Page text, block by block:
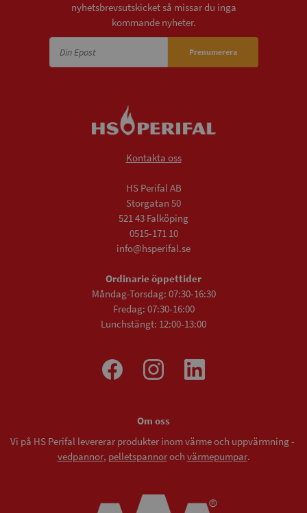
nyhetsbrevsutskicket så missar du inga
kommande nyheter.
Prenumerera
Kontakta oss
HS Perifal AB
Storgatan 50
521 43 Falköping
0515-171 10
info@hsperifal.se
Ordinarie öppettider
Måndag-Torsdag: 07:30-16:30
Fredag: 07:30-16:00
Lunchstängt: 12:00-13:00
Om oss
Vi på HS Perifal levererar produkter inom värme och uppvärmning -
vedpannor, pelletspannoroch värmepumpar.